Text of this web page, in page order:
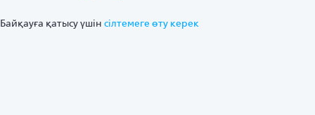
Байқауға қатысу үшін ciлтемеге өту керек